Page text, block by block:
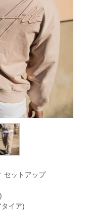
セットアップ
イア)